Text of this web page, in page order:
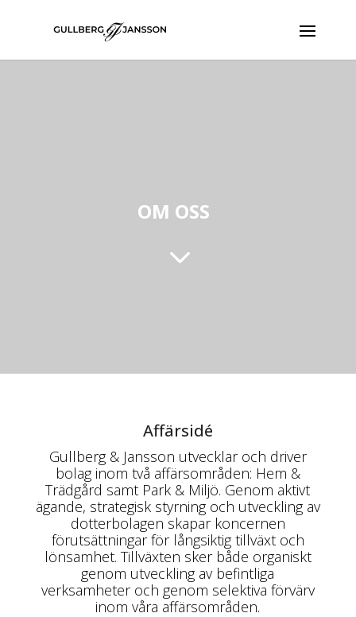
OM OSS
3
Affärsidé
Gullberg & Jansson utvecklar och driver
bolag inom två affärsområden: Hem &
Trädgård samt Park & Miljö. Genom aktivt
ägande, strategisk styrning och utveckling av
dotterbolagen skapar koncernen
förutsättningar för långsiktig tillväxt och
lönsamhet. Tillväxten sker både organiskt
genom utveckling av befintliga
verksamheter och genom selektiva förvärv
inom våra affärsområden.